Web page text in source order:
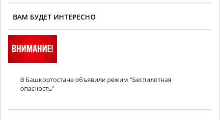
ВАМ БУДЕТ ИНТЕРЕСНО
В Башкортостане объявили режим "Беспилотная
опасность"